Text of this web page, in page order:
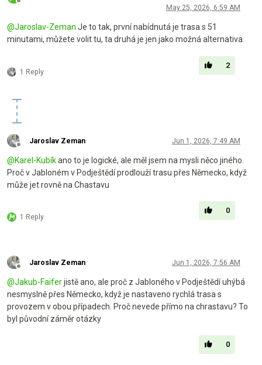
Offline May 25, 2026, 6:59 AM
@Jaroslav-Zeman Je to tak, první nabídnutá je trasa s 51
minutami, můžete volit tu, ta druhá je jen jako možná alternativa.
1 Reply
2
Offline
Jaroslav Zeman Jun 1, 2026, 7:49 AM
@Karel-Kubíkano to je logické, ale měl jsem na mysli něco jiného.
Proč v Jabloném v Podještědí prodlouží trasu přes Německo, když
může jet rovně na Chastavu
1 Reply
0
Offline
Jaroslav Zeman Jun 1, 2026, 7:56 AM
@Jakub-Faiferjistě ano, ale proč z Jabloného v Podještědí uhýbá
nesmyslně přes Německo, když je nastaveno rychlá trasa s
provozem v obou případech. Proč nevede přímo na chrastavu? To
byl původní záměr otázky
0